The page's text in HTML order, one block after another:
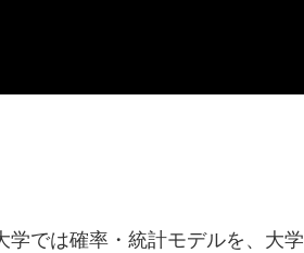
では確率・統計モデルを、大